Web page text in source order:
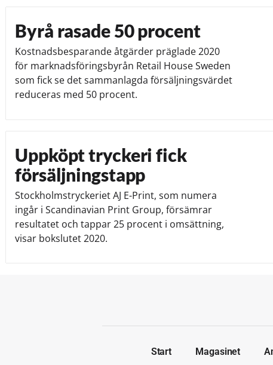
Byrå rasade 50 procent
Kostnadsbesparande åtgärder präglade 2020
för marknadsföringsbyrån Retail House Sweden
som fick se det sammanlagda försäljningsvärdet
reduceras med 50 procent.
Uppköpt tryckeri fick
försäljningstapp
Stockholmstryckeriet AJ E-Print, som numera
ingår i Scandinavian Print Group, försämrar
resultatet och tappar 25 procent i omsättning,
visar bokslutet 2020.
Start Magasinet